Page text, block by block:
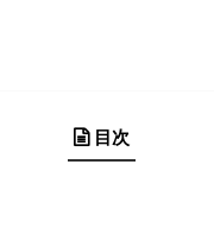
目次